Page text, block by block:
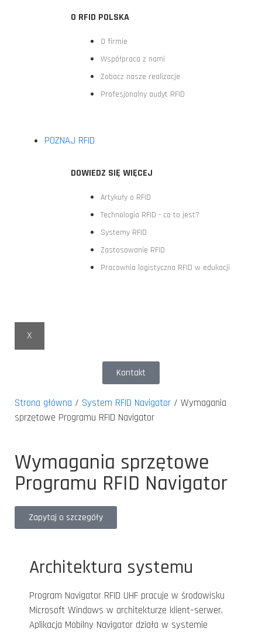
O RFID POLSKA
O firmie
Współpraca z nami
Zobacz nasze realizacje
Profesjonalny audyt RFID
POZNAJ RFID
DOWIEDZ SIĘ WIĘCEJ
Artykuły o RFID
Technologia RFID - co to jest?
Systemy RFID
Zastosowanie RFID
Pracownia logistyczna RFID w edukacji
X
Kontakt
Strona główna / System RFID Navigator / Wymagania
sprzętowe Programu RFID Navigator
Wymagania sprzętowe
Programu RFID Navigator
Zapytaj o szczegóły
Architektura systemu
Program Navigator RFID UHF pracuje w środowisku
Microsoft Windows w architekturze klient–serwer.
Aplikacja Mobilny Navigator działa w systemie